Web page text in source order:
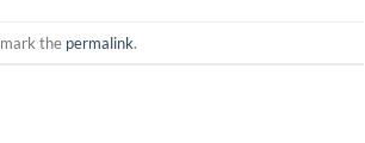
the permalink.